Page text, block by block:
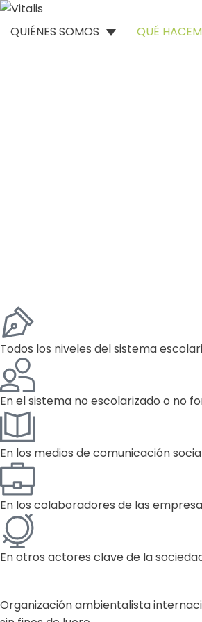
QUIÉNES SOMOS QUÉ
Todos los niveles del sistema
En el sistema no escolarizado o no
En los medios de comunicación
En los colaboradores de las
En otros actores clave de la
Organización ambientalista